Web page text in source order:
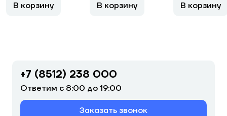
В корзину В корзину В корзину
+7 (8512) 238 000
Ответим с 8:00 до 19:00
Заказать звонок